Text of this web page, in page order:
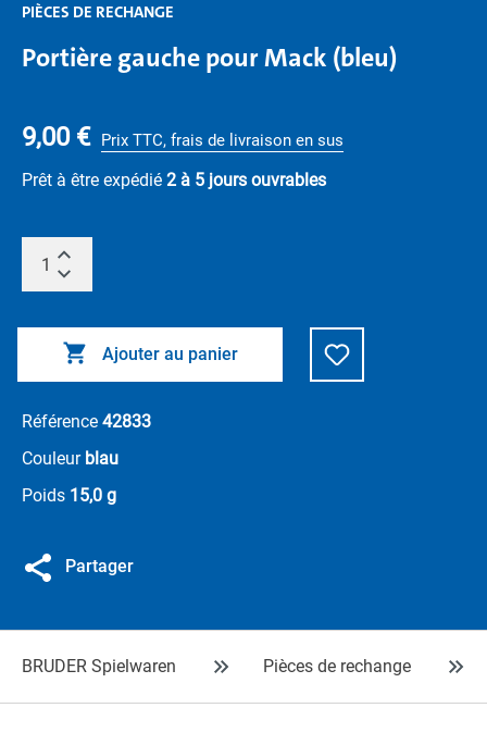
PIÈCES DE RECHANGE
Portière gauche pour Mack (bleu)
9,00 € Prix TTC, frais de livraison en sus
Prêt à être expédié 2 à 5 jours ouvrables
Ajouter au panier
Référence 42833
Couleur blau
Poids 15,0 g
Partager
BRUDER Spielwaren Pièces de rechange